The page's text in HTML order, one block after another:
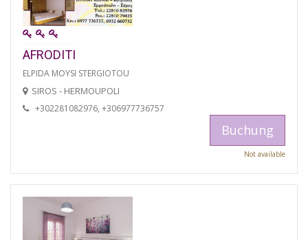
AFRODITI
ELPIDA MOYSI STERGIOTOU
SIROS - HERMOUPOLI
+302281082976, +306977736757
Buchung
Not available